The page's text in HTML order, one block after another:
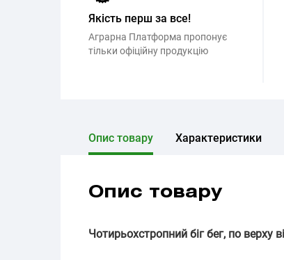
Якість перш за все!
Аграрна Платформа пропонує
тільки офіційну продукцію
Опис товару Характеристики
Опис товару
Чотирьохстропний біг бег, по верху